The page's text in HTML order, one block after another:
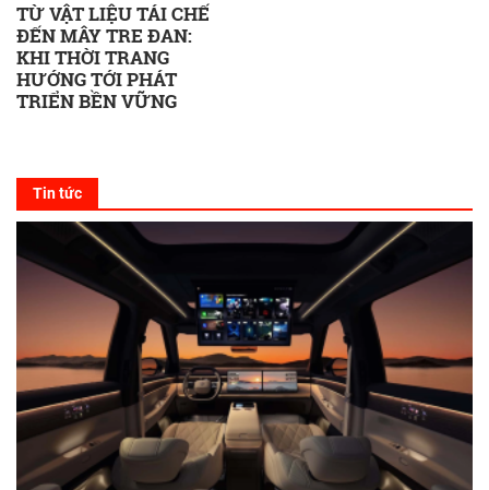
TỪ VẬT LIỆU TÁI CHẾ
ĐẾN MÂY TRE ĐAN:
KHI THỜI TRANG
HƯỚNG TỚI PHÁT
TRIỂN BỀN VỮNG
Tin tức